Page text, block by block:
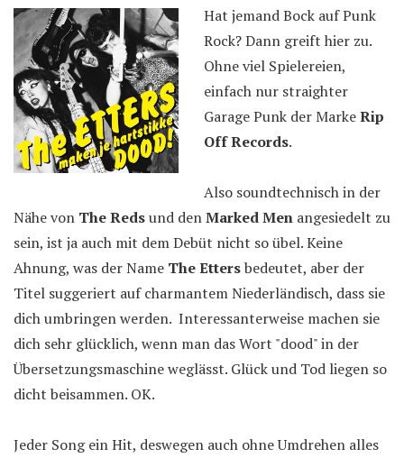
Hat jemand Bock auf Punk
Rock? Dann greift hier zu.
Ohne viel Spielereien,
einfach nur straighter
Garage Punk der MarkeRip
Off Records.
Also soundtechnisch in der
Nähe von The Redsund denMarked Men angesiedelt zu
sein, ist ja auch mit dem Debüt nicht so übel. Keine
Ahnung, was der Name The Ettersbedeutet, aber der
Titel suggeriert auf charmantem Niederländisch, dass sie
dich umbringen werden. Interessanterweise machen sie
dich sehr glücklich, wenn man das Wort "dood" in der
Übersetzungsmaschine weglässt. Glück und Tod liegen so
dicht beisammen. OK.
Jeder Song ein Hit, deswegen auch ohne Umdrehen alles